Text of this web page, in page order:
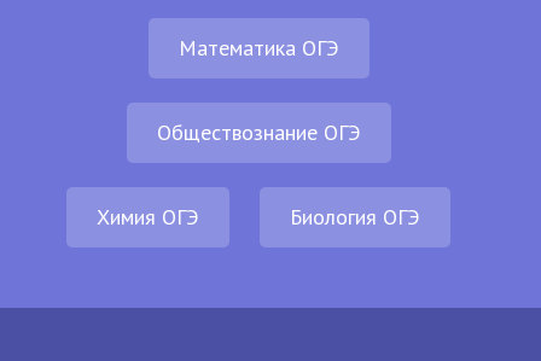
Математика ОГЭ
Обществознание ОГЭ
Химия ОГЭ Биология ОГЭ